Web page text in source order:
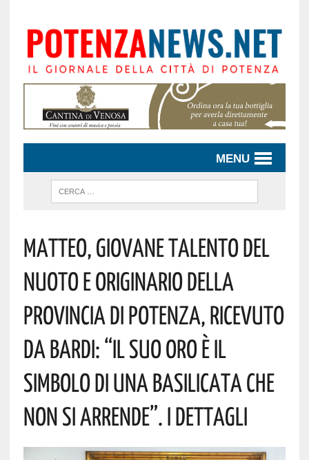
MENU
Matteo, Giovane Talento Del
Nuoto E Originario Della
Provincia Di Potenza, Ricevuto
Da Bardi: “Il Suo Oro È Il
Simbolo Di Una Basilicata Che
Non Si Arrende”. I Dettagli